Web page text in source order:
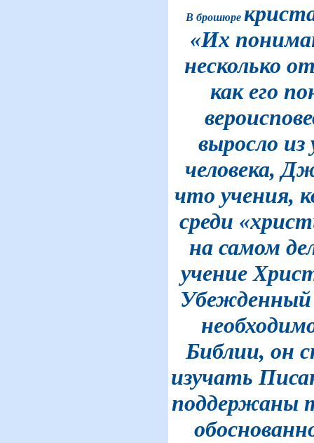
В брошюре
«Их
несколько
как его
выросло
человека,
что учения,
среди
на самом
учение
Библии, он
изучать
поддержаны